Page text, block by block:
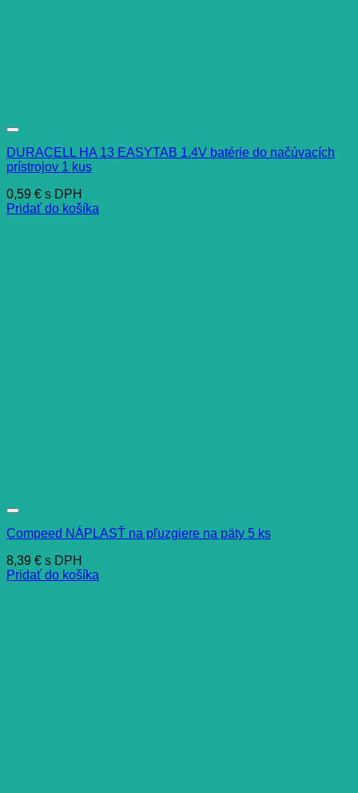
DURACELL HA 13 EASYTAB 1.4V batérie do načúvacích
prístrojov 1 kus
0,59 € s DPH
Pridať do košíka
Compeed NÁPLASŤ na pľuzgiere na päty 5 ks
8,39 € s DPH
Pridať do košíka